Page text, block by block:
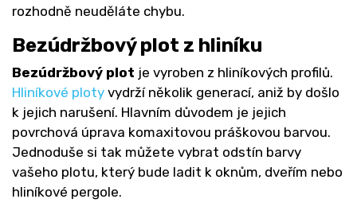
rozhodně neuděláte chybu.
Bezúdržbový plot z hliníku
Bezúdržbový plot je vyroben z hliníkových profilů.
Hliníkové ploty vydrží několik generací, aniž by došlo
k jejich narušení. Hlavním důvodem je jejich
povrchová úprava komaxitovou práškovou barvou.
Jednoduše si tak můžete vybrat odstín barvy
vašeho plotu, který bude ladit k oknům, dveřím nebo
hliníkové pergole.